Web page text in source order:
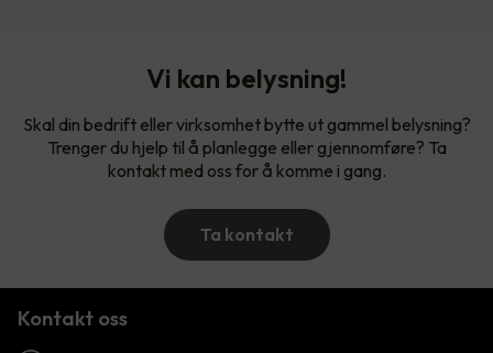
Vi kan belysning!
Skal din bedrift eller virksomhet bytte ut gammel belysning?
Trenger du hjelp til å planlegge eller gjennomføre? Ta
kontakt med oss for å komme i gang.
Ta kontakt
Kontakt oss